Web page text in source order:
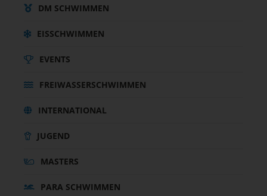
DM SCHWIMMEN
EISSCHWIMMEN
EVENTS
FREIWASSERSCHWIMMEN
INTERNATIONAL
JUGEND
MASTERS
PARA SCHWIMMEN